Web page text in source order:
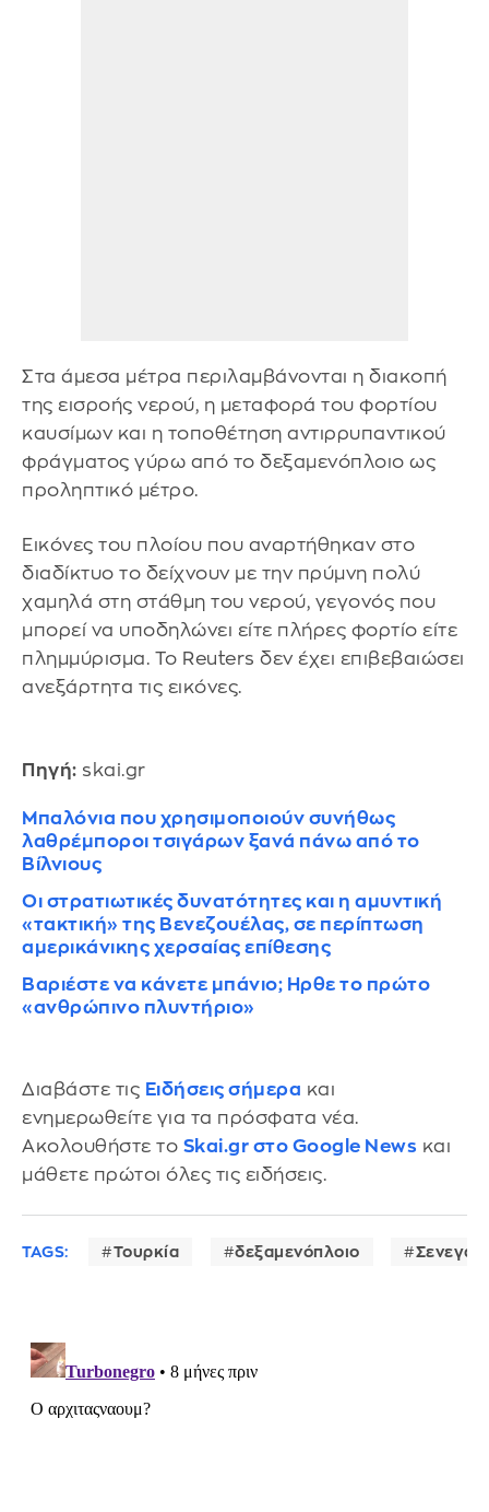
Στα άμεσα μέτρα περιλαμβάνονται η διακοπή
της εισροής νερού, η μεταφορά του φορτίου
καυσίμων και η τοποθέτηση αντιρρυπαντικού
φράγματος γύρω από το δεξαμενόπλοιο ως
προληπτικό μέτρο.
Εικόνες του πλοίου που αναρτήθηκαν στο
διαδίκτυο το δείχνουν με την πρύμνη πολύ
χαμηλά στη στάθμη του νερού, γεγονός που
μπορεί να υποδηλώνει είτε πλήρες φορτίο είτε
πλημμύρισμα. Το Reuters δεν έχει επιβεβαιώσει
ανεξάρτητα τις εικόνες.
Πηγή: skai.gr
Μπαλόνια που χρησιμοποιούν συνήθως
λαθρέμποροι τσιγάρων ξανά πάνω από το
Βίλνιους
Οι στρατιωτικές δυνατότητες και η αμυντική
«τακτική» της Βενεζουέλας, σε περίπτωση
αμερικάνικης χερσαίας επίθεσης
Βαριέστε να κάνετε μπάνιο; Ηρθε το πρώτο
«ανθρώπινο πλυντήριο»
Διαβάστε τις Ειδήσεις σήμερα και
ενημερωθείτε για τα πρόσφατα νέα.
Ακολουθήστε το Skai.gr στο Google News και
μάθετε πρώτοι όλες τις ειδήσεις.
TAGS: Τουρκία δεξαμενόπλοιο